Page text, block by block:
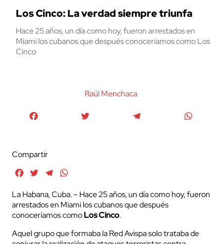
Los Cinco: La verdad siempre triunfa
Hace 25 años, un día como hoy, fueron arrestados en
Miami los cubanos que después conoceríamos como Los
Cinco
Raúl Menchaca
Compartir
FacebookTwitterTelegram
La Habana, Cuba. – Hace 25 años, un día como hoy, fueron
arrestados en Miami los cubanos que después
conoceríamos comoLos Cinco.
Aquel grupo que formaba la Red Avispa solo trataba de